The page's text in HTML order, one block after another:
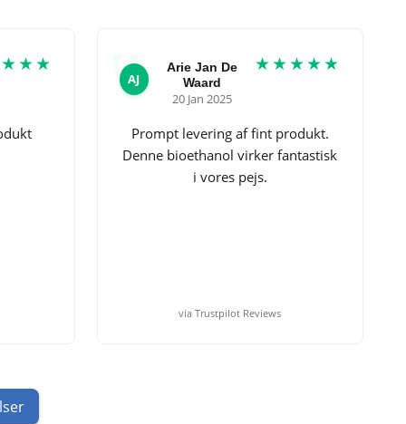
AJ
Arie Jan De
Waard
20 Jan 2025
★★★★★
Prompt levering af fint produkt.
Denne bioethanol virker fantastisk
i vores pejs.
via Trustpilot Reviews